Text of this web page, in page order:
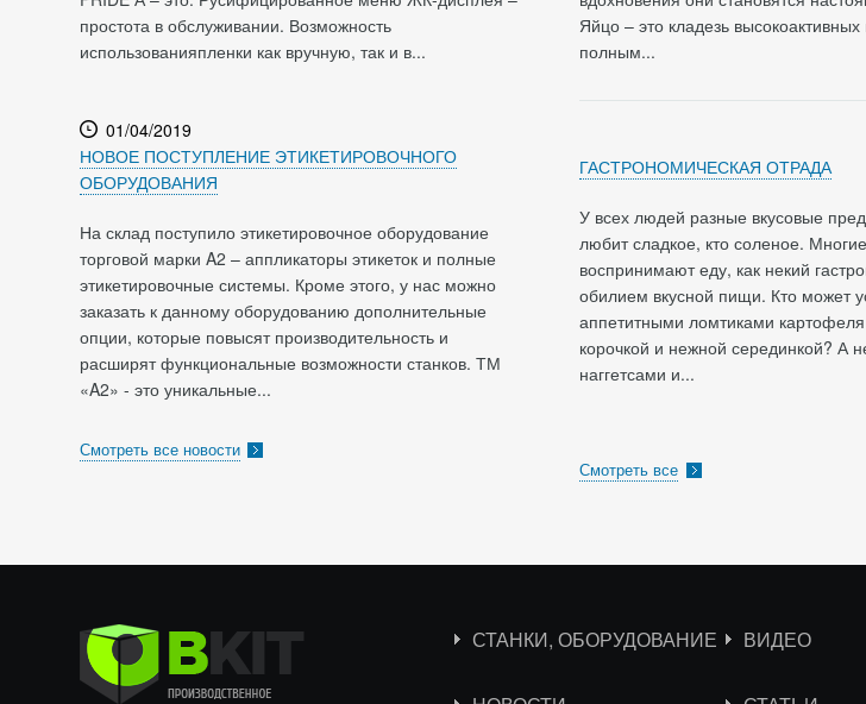
простота в обслуживании. Возможность
использованияпленки как вручную, так и в...
01/04/2019
НОВОЕ ПОСТУПЛЕНИЕ ЭТИКЕТИРОВОЧНОГО
ОБОРУДОВАНИЯ
На склад поступило этикетировочное оборудование
торговой марки A2 – аппликаторы этикеток и полные
этикетировочные системы. Кроме этого, у нас можно
заказать к данному оборудованию дополнительные
опции, которые повысят производительность и
расширят функциональные возможности станков. ТМ
«A2» - это уникальные...
Смотреть все новости
Яйцо – это кладезь
полным...
ГАСТРОНОМИЧЕСКАЯ ОТРАДА
У всех людей разные вкусовые
любит сладкое, кто соленое.
воспринимают еду, как некий
обилием вкусной пищи. Кто может
аппетитными ломтиками
корочкой и нежной серединкой? А
наггетсами и...
Смотреть все
СТАНКИ, ОБОРУДОВАНИЕ ВИДЕО